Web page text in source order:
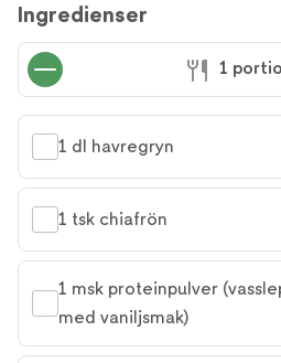
Ingredienser
1
1 dl havregryn
1 tsk chiafrön
1 msk proteinpulver
med vaniljsmak)